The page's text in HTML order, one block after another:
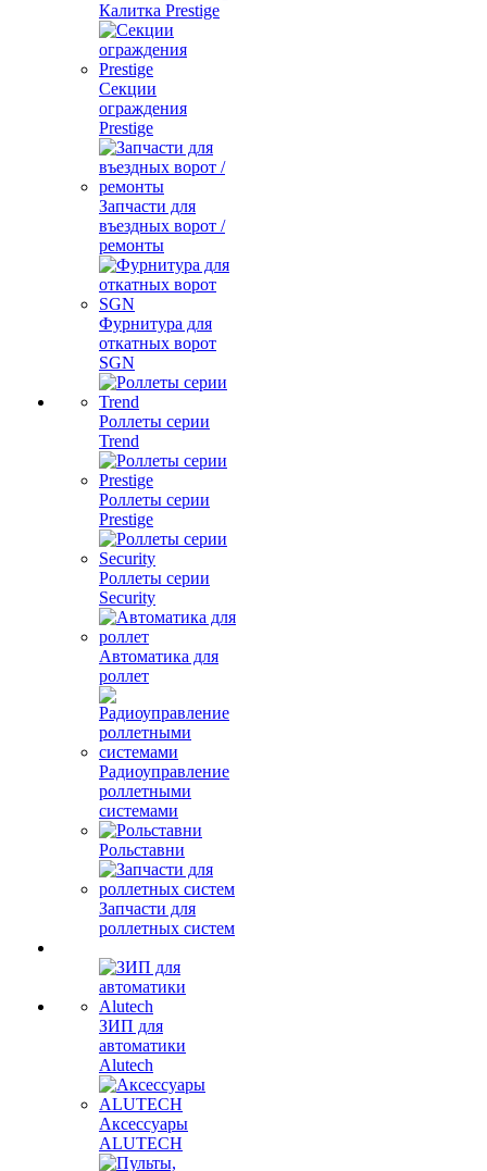
Калитка Prestige
Секции
ограждения
Prestige
Запчасти для
въездных ворот /
ремонты
Фурнитура для
откатных ворот
SGN
Роллеты серии
Trend
Роллеты серии
Prestige
Роллеты серии
Security
Автоматика для
роллет
Радиоуправление
роллетными
системами
Рольставни
Запчасти для
роллетных систем
ЗИП для
автоматики
Alutech
Аксессуары
ALUTECH